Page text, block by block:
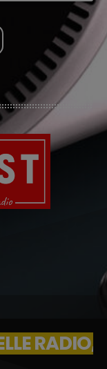
RADIO,